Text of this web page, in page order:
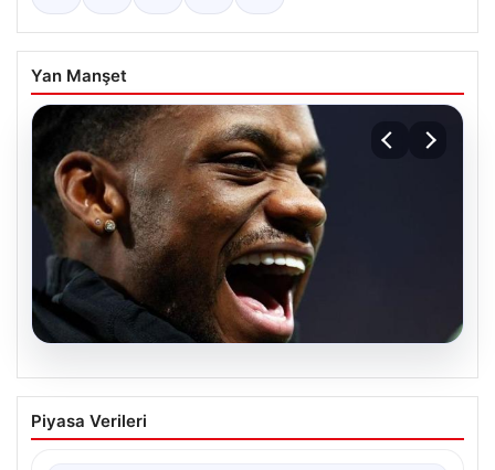
Yan Manşet
İşte Jhon Duran’ın Benfica formasıyla
ilk golü
Piyasa Verileri